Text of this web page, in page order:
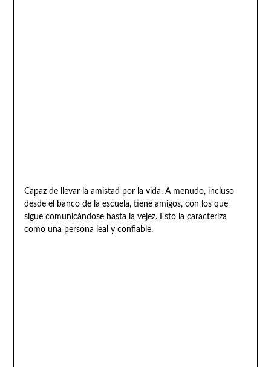
Capaz de llevar la amistad por la vida. A menudo, incluso
desde el banco de la escuela, tiene amigos, con los que
sigue comunicándose hasta la vejez. Esto la caracteriza
como una persona leal y confiable.